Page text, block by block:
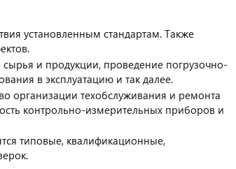
установленным стандартам. Также
и продукции, проведение погрузочно-
в эксплуатацию и так далее.
организации техобслуживания и ремонта
контрольно-измерительных приборов и
типовые, квалификационные,